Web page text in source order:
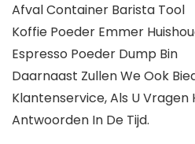
Afval Container Barista Tool
Koffie Poeder Emmer
Espresso Poeder Dump Bin
Daarnaast Zullen We Ook
Klantenservice, Als U Vragen
Antwoorden In De Tijd.